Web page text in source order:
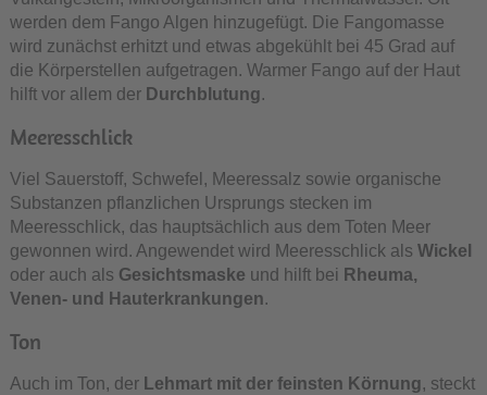
werden dem Fango Algen hinzugefügt. Die Fangomasse
wird zunächst erhitzt und etwas abgekühlt bei 45 Grad auf
die Körperstellen aufgetragen. Warmer Fango auf der Haut
hilft vor allem der Durchblutung.
Meeresschlick
Viel Sauerstoff, Schwefel, Meeressalz sowie organische
Substanzen pflanzlichen Ursprungs stecken im
Meeresschlick, das hauptsächlich aus dem Toten Meer
gewonnen wird. Angewendet wird Meeresschlick als Wickel
oder auch als Gesichtsmaske und hilft bei Rheuma,
Venen- und Hauterkrankungen.
Ton
Auch im Ton, der Lehmart mit der feinsten Körnung, steckt